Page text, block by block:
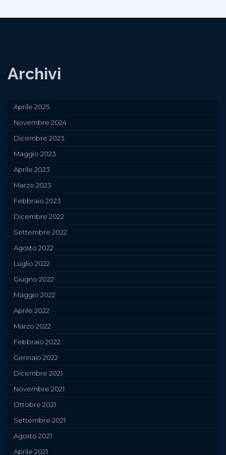
Archivi
Aprile 2025
Novembre 2024
Dicembre 2023
Maggio 2023
Aprile 2023
Marzo 2023
Febbraio 2023
Dicembre 2022
Settembre 2022
Agosto 2022
Luglio 2022
Giugno 2022
Maggio 2022
Aprile 2022
Marzo 2022
Febbraio 2022
Gennaio 2022
Dicembre 2021
Novembre 2021
Ottobre 2021
Settembre 2021
Agosto 2021
Aprile 2021